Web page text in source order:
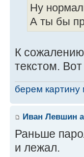
Ну
А ты бы
К
текстом.
берем картину
Иван Левшин
Раньше
и лежал.